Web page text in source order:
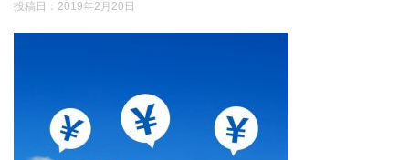
投稿日： 2019年2月20日